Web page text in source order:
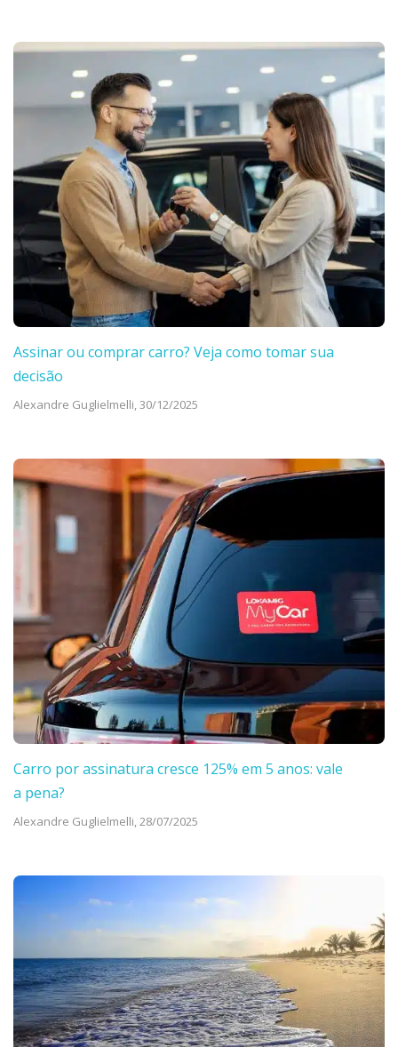
Assinar ou comprar carro? Veja como tomar sua
decisão
Alexandre Guglielmelli,30/12/2025
Carro por assinatura cresce 125% em 5 anos: vale
a pena?
Alexandre Guglielmelli,28/07/2025